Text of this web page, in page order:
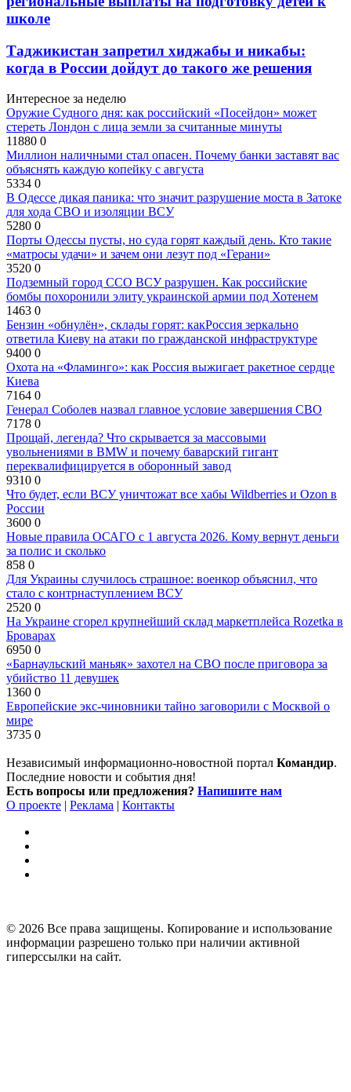
школе
Таджикистан запретил хиджабы и никабы:
когда в России дойдут до такого же решения
Интересное за неделю
Оружие Судного дня: как российский «Посейдон» может
стереть Лондон с лица земли за считанные минуты
11880 0
Миллион наличными стал опасен. Почему банки заставят вас
объяснять каждую копейку с августа
5334 0
В Одессе дикая паника: что значит разрушение моста в Затоке
для хода СВО и изоляции ВСУ
5280 0
Порты Одессы пусты, но суда горят каждый день. Кто такие
«матросы удачи» и зачем они лезут под «Герани»
3520 0
Подземный город ССО ВСУ разрушен. Как российские
бомбы похоронили элиту украинской армии под Хотенем
1463 0
Бензин «обнулён», склады горят: какРоссия зеркально
ответила Киеву на атаки по гражданской инфраструктуре
9400 0
Охота на «Фламинго»: как Россия выжигает ракетное сердце
Киева
7164 0
Генерал Соболев назвал главное условие завершения СВО
7178 0
Прощай, легенда? Что скрывается за массовыми
увольнениями в BMW и почему баварский гигант
переквалифицируется в оборонный завод
9310 0
Что будет, если ВСУ уничтожат все хабы Wildberries и Ozon в
России
3600 0
Новые правила ОСАГО с 1 августа 2026. Кому вернут деньги
за полис и сколько
858 0
Для Украины случилось страшное: военкор объяснил, что
стало с контрнаступлением ВСУ
2520 0
На Украине сгорел крупнейший склад маркетплейса Rozetka в
Броварах
6950 0
«Барнаульский маньяк» захотел на СВО после приговора за
убийство 11 девушек
1360 0
Европейские экс-чиновники тайно заговорили с Москвой о
мире
3735 0
Независимый информационно-новостной портал Командир.
Последние новости и события дня!
Есть вопросы или предложения? Напишите нам
О проекте | Реклама | Контакты
© 2026 Все права защищены. Копирование и использование
информации разрешено только при наличии активной
гиперссылки на сайт.